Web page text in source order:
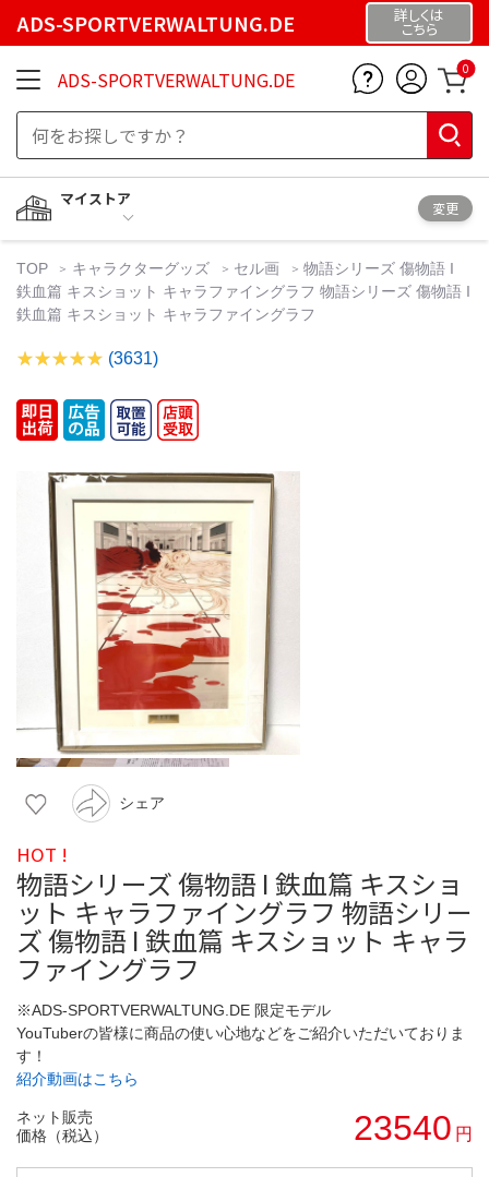
ADS-SPORTVERWALTUNG.DE 詳しくは
こちら
ADS-SPORTVERWALTUNG.DE 0
マイストア
変更
TOP キャラクターグッズ セル画
物語シリーズ 傷物語 I
鉄血篇 キスショット キャラファイングラフ 物語シリーズ 傷物語 I
鉄血篇 キスショット キャラファイングラフ
(3631)
シェア
HOT !
物語シリーズ 傷物語 I 鉄血篇 キスショ
ット キャラファイングラフ 物語シリー
ズ 傷物語 I 鉄血篇 キスショット キャラ
ファイングラフ
※ADS-SPORTVERWALTUNG.DE 限定モデル
YouTuberの皆様に商品の使い心地などをご紹介いただいておりま
す！
紹介動画はこちら
ネット販売
価格（税込）
23540 円